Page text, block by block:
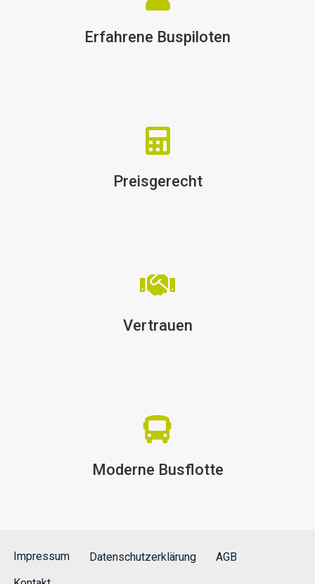
Erfahrene Buspiloten
Preisgerecht
Vertrauen
Moderne Busflotte
Impressum Datenschutzerklärung
AGB